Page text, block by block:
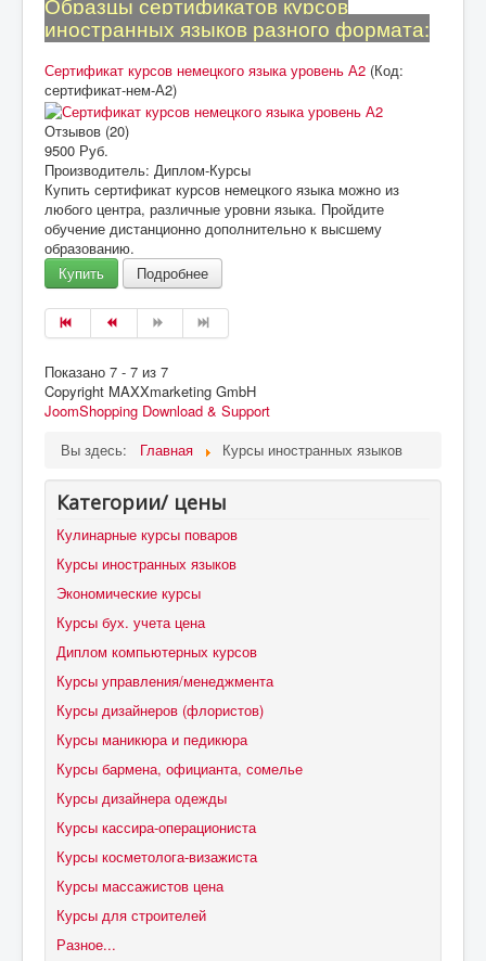
Образцы сертификатов курсов
иностранных языков разного формата:
Сертификат курсов немецкого языка уровень А2 (Код:
сертификат-нем-А2)
Отзывов (20)
9500 Руб.
Производитель: Диплом-Курсы
Купить сертификат курсов немецкого языка можно из
любого центра, различные уровни языка. Пройдите
обучение дистанционно дополнительно к высшему
образованию.
Купить
Подробнее
Показано 7 - 7 из 7
Copyright MAXXmarketing GmbH
JoomShopping Download & Support
Вы здесь:
Главная Курсы иностранных языков
Категории/ цены
Кулинарные курсы поваров
Курсы иностранных языков
Экономические курсы
Курсы бух. учета цена
Диплом компьютерных курсов
Курсы управления/менеджмента
Курсы дизайнеров (флористов)
Курсы маникюра и педикюра
Курсы бармена, официанта, сомелье
Курсы дизайнера одежды
Курсы кассира-операциониста
Курсы косметолога-визажиста
Курсы массажистов цена
Курсы для строителей
Разное...